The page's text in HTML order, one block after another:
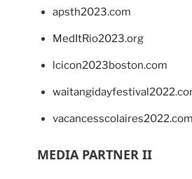
apsth2023.com
MedItRio2023.org
lcicon2023boston.com
vacancesscolaires2022.com
MEDIA PARTNER II